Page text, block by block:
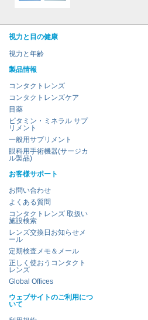
視力と目の健康
視力と年齢
製品情報
コンタクトレンズ
コンタクトレンズケア
目薬
ビタミン・ミネラル サプ
リメント
一般用サプリメント
眼科用手術機器(サージカ
ル製品)
お客様サポート
お問い合わせ
よくある質問
コンタクトレンズ 取扱い
施設検索
レンズ交換日お知らせメ
ール
定期検査メモ＆メール
正しく使おうコンタクト
レンズ
Global Offices
ウェブサイトのご利用につ
いて